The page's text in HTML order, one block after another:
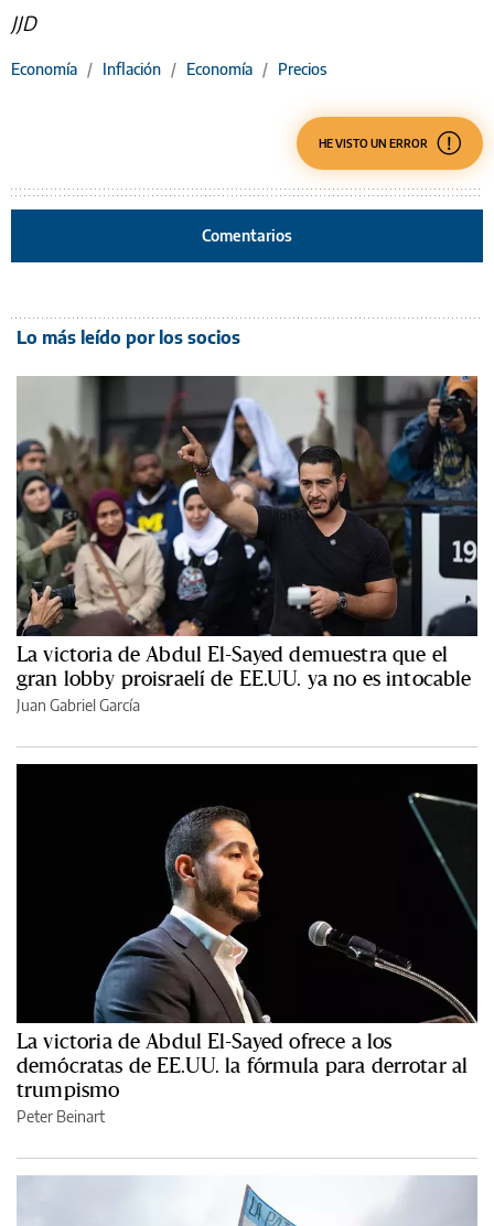
JJD
Economía / Inflación / Economía / Precios
HE VISTO UN ERROR
Comentarios
Lo más leído por los socios
La victoria de Abdul El-Sayed demuestra que el
gran lobby proisraelí de EE.UU. ya no es intocable
Juan Gabriel García
La victoria de Abdul El-Sayed ofrece a los
demócratas de EE.UU. la fórmula para derrotar al
trumpismo
Peter Beinart